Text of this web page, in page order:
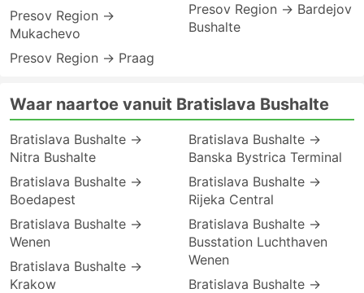
Presov Region →
Mukachevo
Presov Region → Praag
Presov Region → Bardejov
Bushalte
Waar naartoe vanuit Bratislava Bushalte
Bratislava Bushalte →
Nitra Bushalte
Bratislava Bushalte →
Boedapest
Bratislava Bushalte →
Wenen
Bratislava Bushalte →
Krakow
Bratislava Bushalte →
Banska Bystrica Terminal
Bratislava Bushalte →
Rijeka Central
Bratislava Bushalte →
Busstation Luchthaven
Wenen
Bratislava Bushalte →